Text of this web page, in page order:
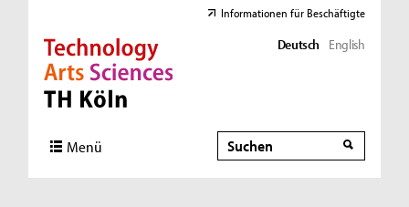
Direkt zur Hauptnavigation
Direkt zur Subnavigation
Direkt zum Inhalt
Direkt zum Fußbereich
Informationen für Beschäftigte
Deutsch English
Menü Suche
Suche